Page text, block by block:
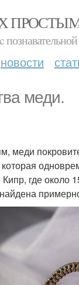
новости
меди.
меди
где